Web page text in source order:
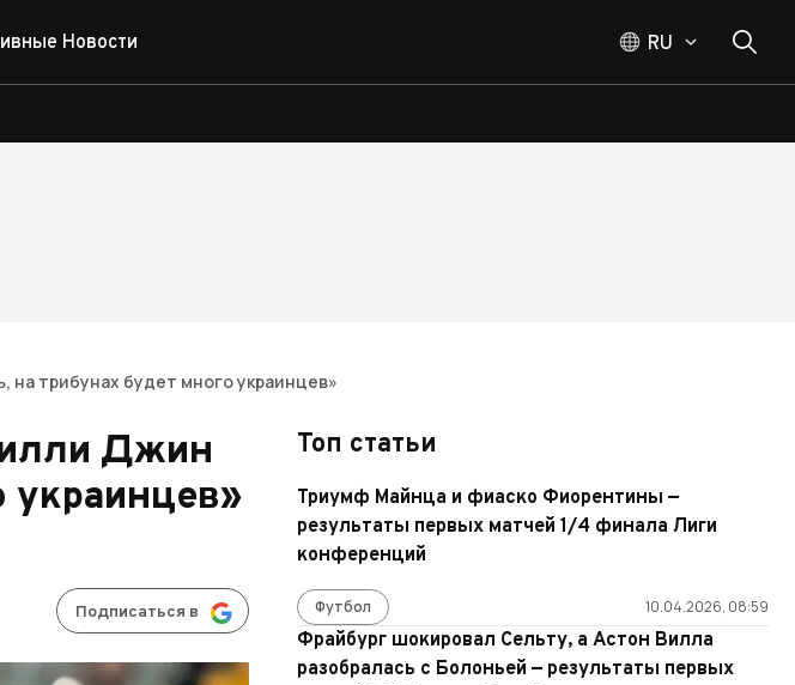
Новости RU
трибунах будет много украинцев»
Джин
украинцев»
Подписаться в
Топ статьи
Триумф Майнца и фиаско Фиорентины —
результаты первых матчей 1/4 финала Лиги
конференций
Футбол 10.04.2026, 08:59
Фрайбург шокировал Сельту, а Астон Вилла
разобралась с Болоньей — результаты первых